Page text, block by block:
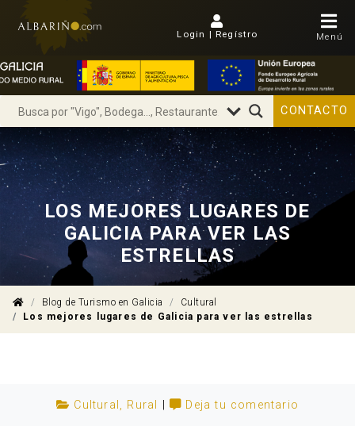
Login | Regístro Menú
CONTACTO
LOS MEJORES LUGARES DE
GALICIA PARA VER LAS
ESTRELLAS
Blog de Turismo en Galicia
Cultural
Los mejores lugares de Galicia para ver las estrellas
Cultural , Rural Deja tu comentario